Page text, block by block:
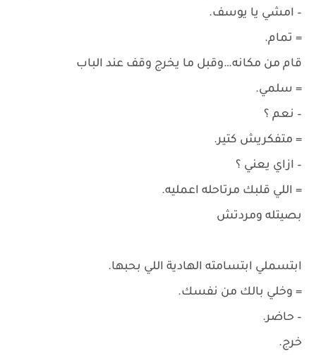
– امشي يا يوسف.
= تمام.
قام من مكانه…وقبل ما يخرج وقف عند الباب
= سلمي.
– نعم ؟
= متفكريش كتير.
– ازاي يعني ؟
= اللي قلبك مرتاحله اعمليه.
بصيتله ومردتش
ابتسملي ابتسامته الهادية اللي بحبها.
= وخلي بالك من نفسك.
– حاضر.
خرج.